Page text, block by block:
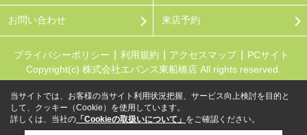
お問い合わせ 来店予約
プライバシーポリシー 利用規約 アクセスマップ
PCサイト
Copyright(c) 株式会社エバンス東船橋店 All rights reserved.
当サイトでは、お客様の当サイト利用状況把握、サービス向上検討を目的と
して、クッキー（Cookie）を使用しています。
詳しくは、当社の 「Cookieの取扱いについて」 をご確認ください。